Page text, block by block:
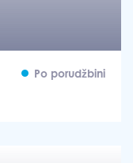
Po porudžbini